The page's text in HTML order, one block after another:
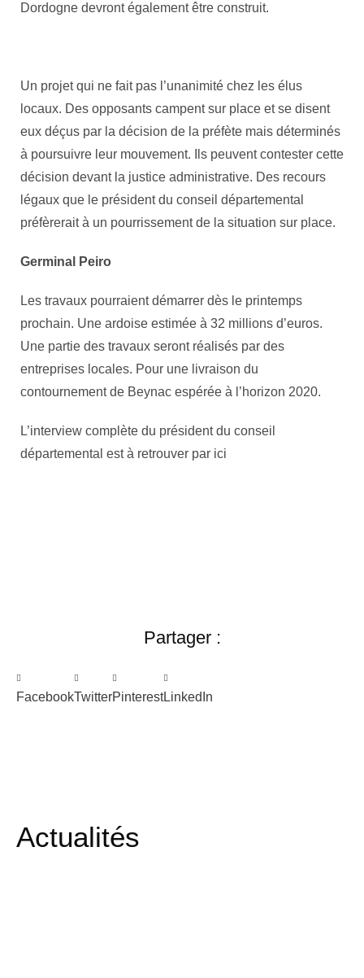
Dordogne devront également être construit.
Un projet qui ne fait pas l’unanimité chez les élus
locaux. Des opposants campent sur place et se disent
eux déçus par la décision de la préfète mais déterminés
à poursuivre leur mouvement. Ils peuvent contester cette
décision devant la justice administrative. Des recours
légaux que le président du conseil départemental
préfèrerait à un pourrissement de la situation sur place.
Germinal Peiro
Les travaux pourraient démarrer dès le printemps
prochain. Une ardoise estimée à 32 millions d’euros.
Une partie des travaux seront réalisés par des
entreprises locales. Pour une livraison du
contournement de Beynac espérée à l’horizon 2020.
L’interview complète du président du conseil
départemental est à retrouver par ici
Partager :
FacebookTwitterPinterestLinkedIn
Actualités